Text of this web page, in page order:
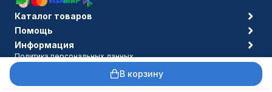
В корзину
Каталог товаров
Помощь
Информация
Политика персональных данных
© 2006-2026 Pronogti.ru